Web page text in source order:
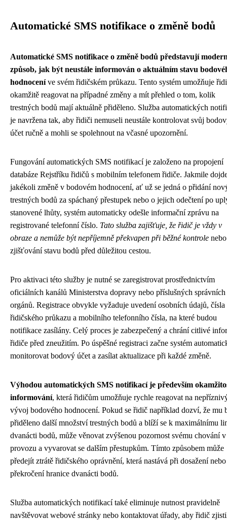
Automatické SMS notifikace o změně bodů
Automatické SMS notifikace o změně bodů představují
způsob, jak být neustále informován o aktuálním stavu
hodnoceníve svém řidičském průkazu. Tento systém umožňuje
okamžitě reagovat na případné změny a mít přehled o tom, kolik
trestných bodů mají aktuálně přiděleno. Služba automatických
je navržena tak, aby řidiči nemuseli neustále kontrolovat svůj
účet ručně a mohli se spolehnout na včasné upozornění.
Fungování automatických SMS notifikací je založeno na propojení
databáze Rejstříku řidičů s mobilním telefonem řidiče. Jakmile
jakékoli změně v bodovém hodnocení, ať už se jedná o přidání
trestných bodů za spáchaný přestupek nebo o jejich odečtení po
stanovené lhůty, systém automaticky odešle informační zprávu na
registrované telefonní číslo. Tato služba zajišťuje, že řidič je vždy v
obraze a nemůže být nepříjemně překvapen při běžné kontrole
zjišťování stavu bodů před důležitou cestou.
Pro aktivaci této služby je nutné se zaregistrovat prostřednictvím
oficiálních kanálů Ministerstva dopravy nebo příslušných správních
orgánů. Registrace obvykle vyžaduje uvedení osobních údajů, čísla
řidičského průkazu a mobilního telefonního čísla, na které budou
notifikace zasílány. Celý proces je zabezpečený a chrání citlivé
řidiče před zneužitím. Po úspěšné registraci začne systém
monitorovat bodový účet a zasílat aktualizace při každé změně.
Výhodou automatických SMS notifikací je především
informování, která řidičům umožňuje rychle reagovat na
vývoj bodového hodnocení. Pokud se řidič například dozví, že mu
přiděleno další množství trestných bodů a blíží se k maximálnímu
dvanácti bodů, může věnovat zvýšenou pozornost svému chování v
provozu a vyvarovat se dalším přestupkům. Tímto způsobem může
předejít ztrátě řidičského oprávnění, která nastává při dosažení nebo
překročení hranice dvanácti bodů.
Služba automatických notifikací také eliminuje nutnost pravidelně
navštěvovat webové stránky nebo kontaktovat úřady, aby řidič